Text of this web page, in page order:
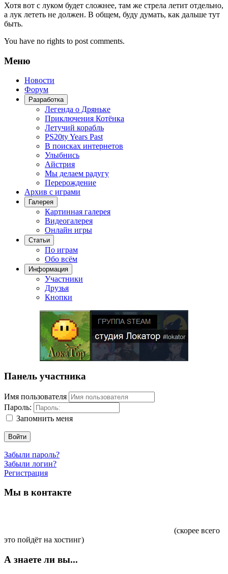
Хотя вот с луком будет сложнее, там же стрела летит отдельно,
а лук лететь не должен. В общем, буду думать, как дальше тут
быть.
You have no rights to post comments.
Меню
Новости
Форум
Разработка
Легенда о Дряньке
Приключения Котёнка
Летучий корабль
PS20ty Years Past
В поисках интернетов
Улыбнись
Айстрия
Мы делаем радугу
Перерождение
Архив с играми
Галерея
Картинная галерея
Видеогалерея
Онлайн игры
Статьи
По играм
Обо всём
Информация
Участники
Друзья
Кнопки
Панель участника
Имя пользователя
Пароль:
Запомнить меня
Войти
Забыли пароль?
Забыли логин?
Регистрация
Мы в контакте
(скорее всего
это пойдёт на хостинг)
А знаете ли вы...